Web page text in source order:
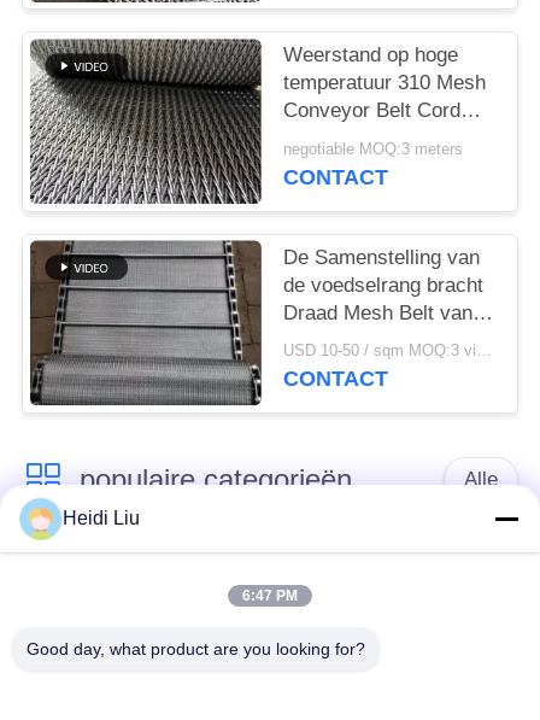
Weerstand op hoge
temperatuur 310 Mesh
Conveyor Belt Cord
Weave voor het
Sinteren van Oven
negotiable MOQ:3 meters
CONTACT
De Samenstelling van
de voedselrang bracht
Draad Mesh Belt van
de Weefsel de V-
vormige Transportband
USD 10-50 / sqm MOQ:3 vierkante Meters
CONTACT
populaire categorieën Alle
het netwerkriem van
netwerkriem
Heidi Liu
6:47 PM
Good day, what product are you looking for?